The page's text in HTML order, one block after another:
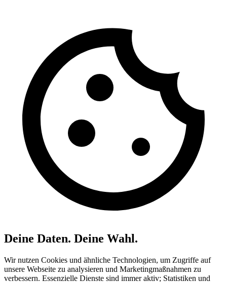
Deine Daten. Deine Wahl.
Wir nutzen Cookies und ähnliche Technologien, um Zugriffe auf
unsere Webseite zu analysieren und Marketingmaßnahmen zu
verbessern. Essenzielle Dienste sind immer aktiv; Statistiken und